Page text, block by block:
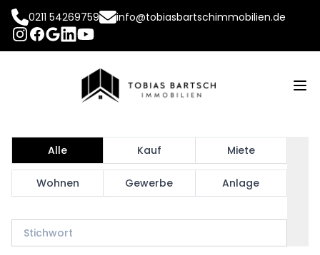
0211 54269759
info@tobiasbartschimmobilien.de
INSTAGRAM
FACEBOOK
GOOGLE
LINKEDINYOUTUBE
Alle Kauf Miete
Wohnen Gewerbe Anlage